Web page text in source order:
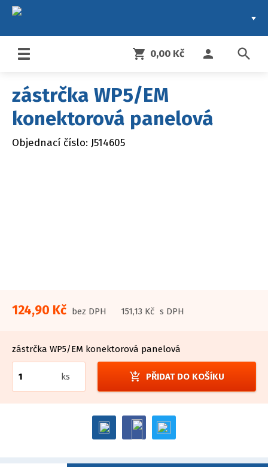
Toggle
search
person
shopping_cart 0,00 Kč
zástrčka WP5/EM
konektorová panelová
Objednací číslo: J514605
124,90 Kč bez DPH 151,13 Kč s DPH
zástrčka WP5/EM konektorová panelová
ks add_shopping_cart PŘIDAT DO KOŠÍKU